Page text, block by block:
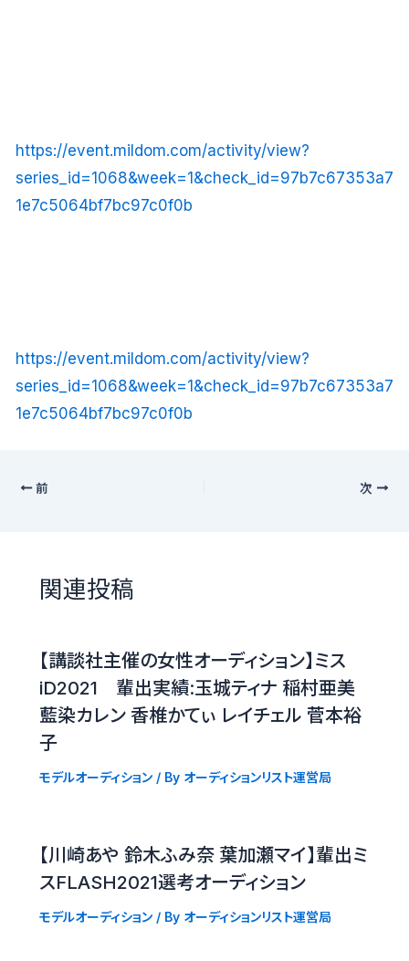
https://event.mildom.com/activity/view?
series_id=1068&week=1&check_id=97b7c67353a7
1e7c5064bf7bc97c0f0b
https://event.mildom.com/activity/view?
series_id=1068&week=1&check_id=97b7c67353a7
1e7c5064bf7bc97c0f0b
前 次
関連投稿
【講談社主催の女性オーディション】ミス
iD2021 輩出実績:玉城ティナ 稲村亜美
藍染カレン 香椎かてぃ レイチェル 菅本裕
子
モデルオーディション/ By オーディションリスト運営局
【川崎あや 鈴木ふみ奈 葉加瀬マイ】輩出ミ
スFLASH2021選考オーディション
モデルオーディション/ By オーディションリスト運営局